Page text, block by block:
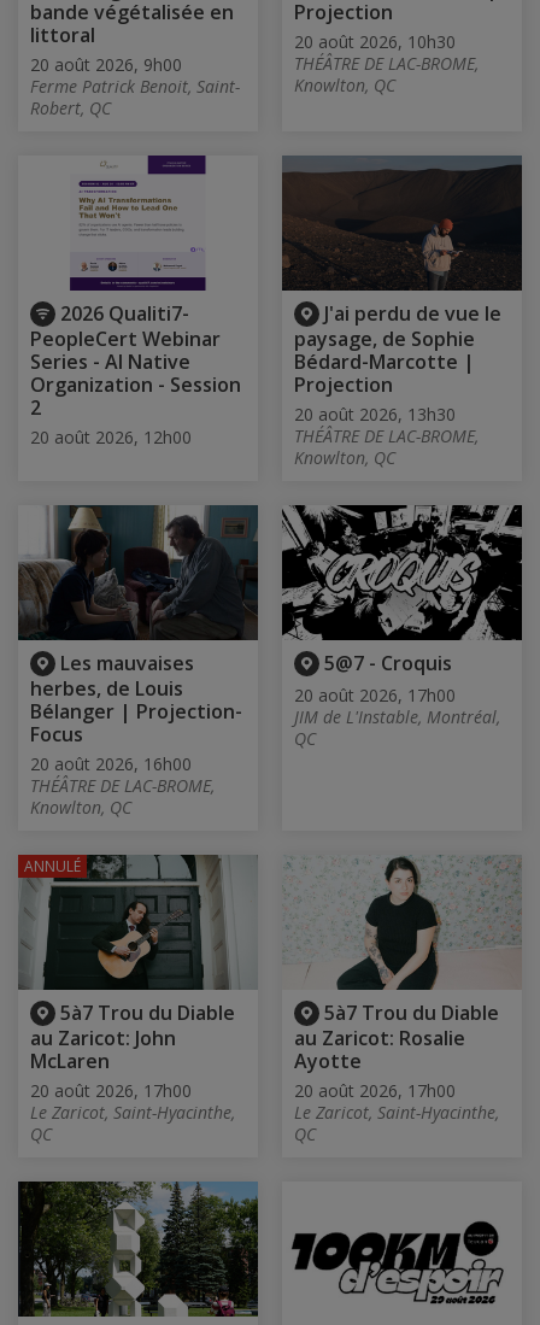
bande végétalisée en
littoral
20 août 2026, 9h00
Ferme Patrick Benoit, Saint-
Robert, QC
Projection
20 août 2026, 10h30
THÉÂTRE DE LAC-BROME,
Knowlton, QC
2026 Qualiti7-
PeopleCert Webinar
Series - AI Native
Organization - Session
2
20 août 2026, 12h00
J'ai perdu de vue le
paysage, de Sophie
Bédard-Marcotte |
Projection
20 août 2026, 13h30
THÉÂTRE DE LAC-BROME,
Knowlton, QC
Les mauvaises
herbes, de Louis
Bélanger | Projection-
Focus
20 août 2026, 16h00
THÉÂTRE DE LAC-BROME,
Knowlton, QC
5@7 - Croquis
20 août 2026, 17h00
JIM de L'Instable, Montréal,
QC
5à7 Trou du Diable
au Zaricot: John
McLaren
20 août 2026, 17h00
Le Zaricot, Saint-Hyacinthe,
QC
ANNULÉ
5à7 Trou du Diable
au Zaricot: Rosalie
Ayotte
20 août 2026, 17h00
Le Zaricot, Saint-Hyacinthe,
QC